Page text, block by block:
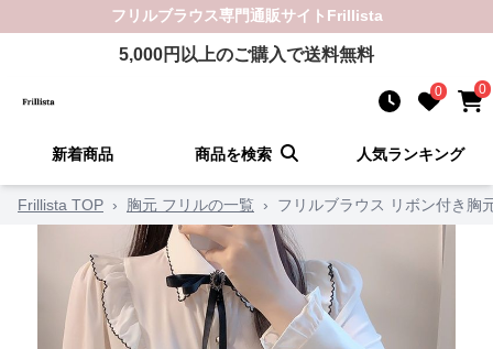
フリルブラウス専門通販サイト Frillista
5,000円以上のご購入で送料無料
0 0
新着商品 商品を検索 人気ランキング
Frillista TOP › 胸元 フリルの一覧 › フリルブラウス リボン付き胸